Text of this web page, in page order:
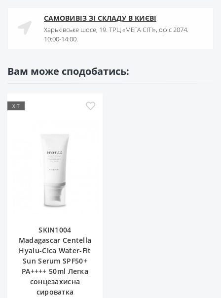
САМОВИВІЗ ЗІ СКЛАДУ В КИЄВІ
Харьківське шосе, 19. ТРЦ «МЕГА СІТІ», офіс 2074.
10:00-14:00.
Вам може сподобатись:
ХІТ
SKIN1004
Madagascar Centella
Hyalu-Cica Water-Fit
Sun Serum SPF50+
PA++++ 50ml Легка
сонцезахисна
сироватка